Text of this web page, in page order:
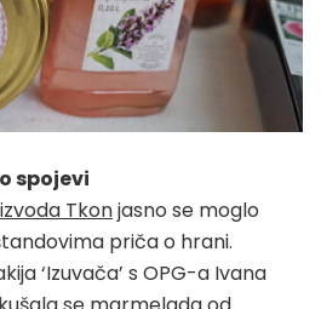
spojevi
Tkonjasno se moglo
priča o hrani.
‘Izuvača’ s OPG-a Ivana